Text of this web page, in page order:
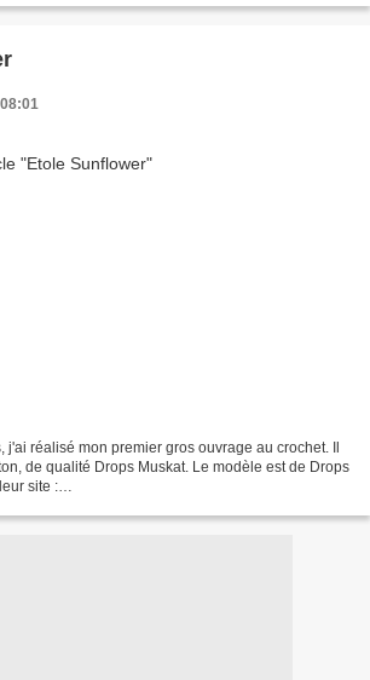
j'ai réalisé mon premier gros ouvrage au crochet. Il
de qualité Drops Muskat. Le modèle est de Drops
site :